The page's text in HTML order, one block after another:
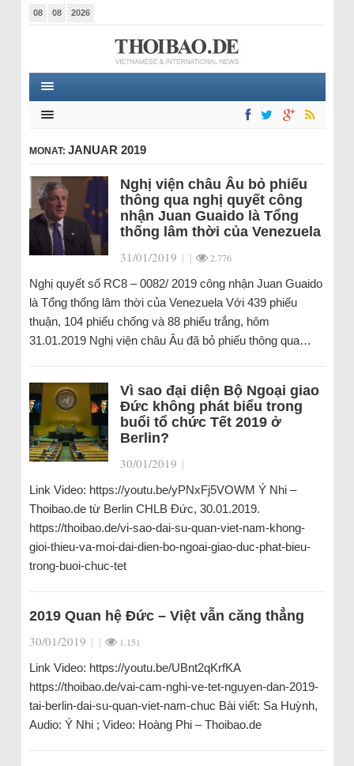
08 08 2026
MONAT: JANUAR 2019
Nghị viện châu Âu bỏ phiếu
thông qua nghị quyết công
nhận Juan Guaido là Tổng
thống lâm thời của Venezuela
31/01/2019 | | 2.776
Nghị quyết số RC8 – 0082/ 2019 công nhận Juan Guaido
là Tổng thống lâm thời của Venezuela Với 439 phiếu
thuận, 104 phiếu chống và 88 phiếu trắng, hôm
31.01.2019 Nghị viện châu Âu đã bỏ phiếu thông qua…
Vì sao đại diện Bộ Ngoại giao
Đức không phát biểu trong
buổi tổ chức Tết 2019 ở
Berlin?
30/01/2019 |
Link Video: https://youtu.be/yPNxFj5VOWM Ý Nhi –
Thoibao.de từ Berlin CHLB Đức, 30.01.2019.
https://thoibao.de/vi-sao-dai-su-quan-viet-nam-khong-
gioi-thieu-va-moi-dai-dien-bo-ngoai-giao-duc-phat-bieu-
trong-buoi-chuc-tet
2019 Quan hệ Đức – Việt vẫn căng thẳng
30/01/2019 | | 1.151
Link Video: https://youtu.be/UBnt2qKrfKA
https://thoibao.de/vai-cam-nghi-ve-tet-nguyen-dan-2019-
tai-berlin-dai-su-quan-viet-nam-chuc Bài viết: Sa Huỳnh,
Audio: Ý Nhi ; Video: Hoàng Phi – Thoibao.de